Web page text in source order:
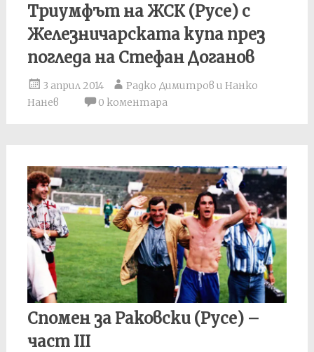
Триумфът на ЖСК (Русе) с
Железничарската купа през
погледа на Стефан Доганов
3 април 2014
Радко Димитров и Нанко
Нанев
0 коментара
Спомен за Раковски (Русе) –
част III